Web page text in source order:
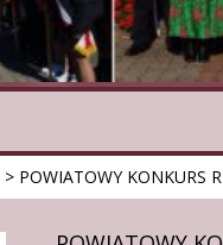
> POWIATOWY KONKURS